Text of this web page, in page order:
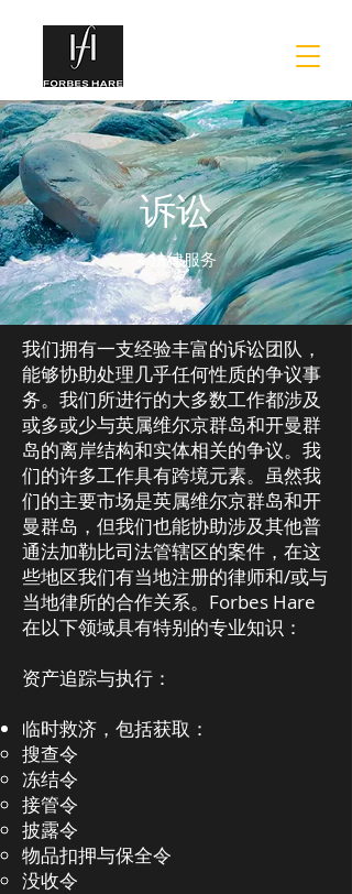
诉讼
< 法律服务
我们拥有一支经验丰富的诉讼团队，
能够协助处理几乎任何性质的争议事
务。我们所进行的大多数工作都涉及
或多或少与英属维尔京群岛和开曼群
岛的离岸结构和实体相关的争议。我
们的许多工作具有跨境元素。虽然我
们的主要市场是英属维尔京群岛和开
曼群岛，但我们也能协助涉及其他普
通法加勒比司法管辖区的案件，在这
些地区我们有当地注册的律师和/或与
当地律所的合作关系。Forbes Hare
在以下领域具有特别的专业知识：
资产追踪与执行：
临时救济，包括获取：
搜查令
冻结令
接管令
披露令
物品扣押与保全令
没收令